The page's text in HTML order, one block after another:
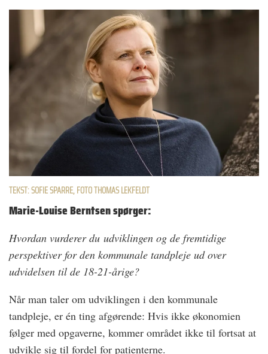
TEKST: SOFIE SPARRE, FOTO THOMAS LEKFELDT
Marie-Louise Berntsen spørger:
Hvordan vurderer du udviklingen og de fremtidige
perspektiver for den kommunale tandpleje ud over
udvidelsen til de 18-21-årige?
Når man taler om udviklingen i den kommunale
tandpleje, er én ting afgørende: Hvis ikke økonomien
følger med opgaverne, kommer området ikke til fortsat at
udvikle sig til fordel for patienterne.